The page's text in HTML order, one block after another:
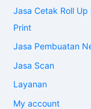
Jasa Cetak Roll Up
Print
Jasa Pembuatan
Jasa Scan
Layanan
My account